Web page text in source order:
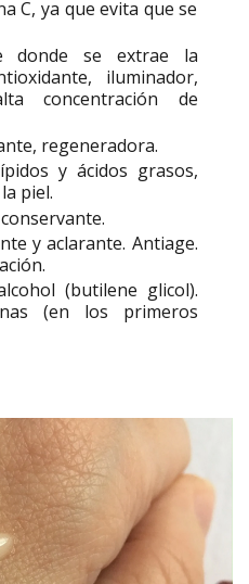
C, ya que evita que se
donde se extrae la
iluminador,
concentración de
regeneradora.
y ácidos grasos,
piel.
y aclarante. Antiage.
(butilene glicol).
(en los primeros